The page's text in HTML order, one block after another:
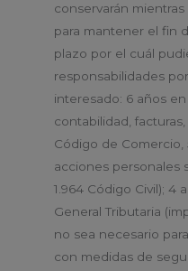
conservarán
para mantener el fin
plazo por el cuál
responsabilidades
interesado: 6 años
contabilidad,
Código de Comercio,
acciones personales
1.964 Código Civil); 4
General Tributaria
no sea necesario
con medidas de